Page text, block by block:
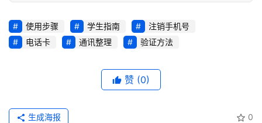
增
使用步骤 学生指南
注销手机号
电话卡
通讯整理 验证方法
赞 (0)
0
生成海报